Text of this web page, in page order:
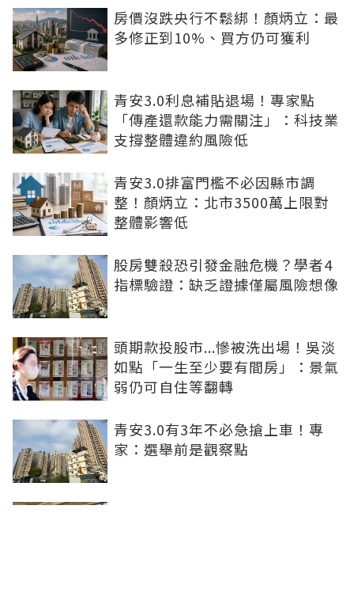
房價沒跌央行不鬆綁！顏炳立：最
多修正到10%、買方仍可獲利
青安3.0利息補貼退場！專家點
「傳產還款能力需關注」：科技業
支撐整體違約風險低
青安3.0排富門檻不必因縣市調
整！顏炳立：北市3500萬上限對
整體影響低
股房雙殺恐引發金融危機？學者4
指標驗證：缺乏證據僅屬風險想像
頭期款投股市...慘被洗出場！吳淡
如點「一生至少要有間房」：景氣
弱仍可自住等翻轉
青安3.0有3年不必急搶上車！專
家：選舉前是觀察點